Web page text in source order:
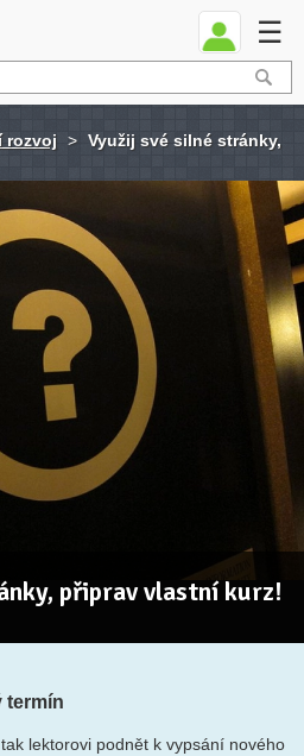
☰
rozvoj > Využij své silné stránky,
připrav vlastní kurz!
termín
lektorovi podnět k vypsání nového